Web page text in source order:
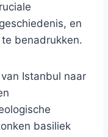
en
benadrukken.
Istanbul naar
basiliek